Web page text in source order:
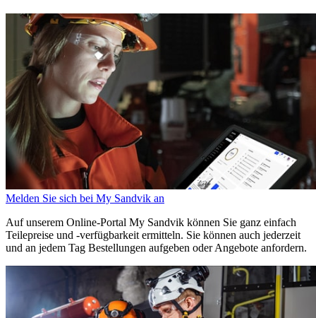
Melden Sie sich bei My Sandvik an
Auf unserem Online-Portal My Sandvik können Sie ganz einfach
Teilepreise und -verfügbarkeit ermitteln. Sie können auch jederzeit
und an jedem Tag Bestellungen aufgeben oder Angebote anfordern.